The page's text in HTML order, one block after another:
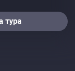
тура